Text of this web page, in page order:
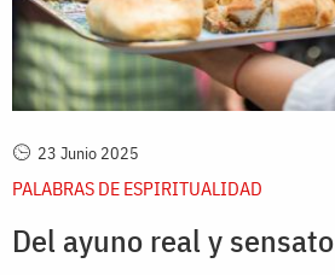
23 Junio 2025
PALABRAS DE ESPIRITUALIDAD
Del ayuno real y sensato